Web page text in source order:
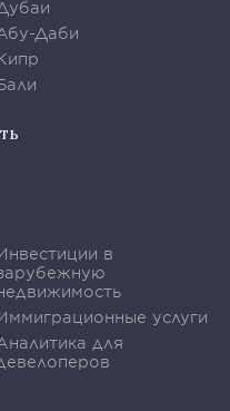
Даби
в
услуги
для